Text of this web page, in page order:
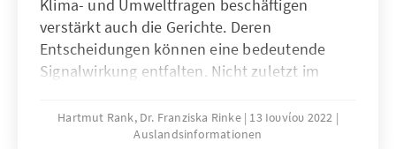
Klima- und Umweltfragen beschäftigen
verstärkt auch die Gerichte. Deren
Entscheidungen können eine bedeutende
Signalwirkung entfalten. Nicht zuletzt im
Der Wirkungsbereich verschiedener
Institutionen unterscheidet sich – und die
Hartmut Rank, Dr. Franziska Rinke 13 Ιουνίου 2022
Auslandsinformationen